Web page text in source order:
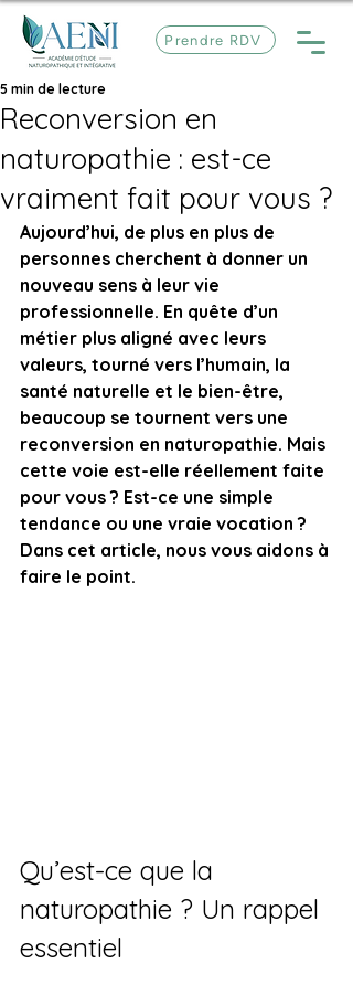
Prendre RDV
Reconversion en
naturopathie : est-ce
vraiment fait pour vous ?
5 min de lecture
Aujourd’hui, de plus en plus de
personnes cherchent à donner un
nouveau sens à leur vie
professionnelle. En quête d’un
métier plus aligné avec leurs
valeurs, tourné vers l’humain, la
santé naturelle et le bien-être,
beaucoup se tournent vers une
reconversion en naturopathie. Mais
cette voie est-elle réellement faite
pour vous ? Est-ce une simple
tendance ou une vraie vocation ?
Dans cet article, nous vous aidons à
faire le point.
Qu’est-ce que la
naturopathie ? Un rappel
essentiel